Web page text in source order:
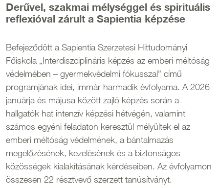
Derűvel, szakmai mélységgel és spirituális
reflexióval zárult a Sapientia képzése
Befejeződött a Sapientia Szerzetesi Hittudományi
Főiskola „Interdiszciplináris képzés az emberi méltóság
védelmében – gyermekvédelmi fókusszal” című
programjának idei, immár harmadik évfolyama. A 2026
januárja és májusa között zajló képzés során a
hallgatók hat intenzív képzési hétvégén, valamint
számos egyéni feladaton keresztül mélyültek el az
emberi méltóság védelmének, a bántalmazás
megelőzésének, kezelésének és a biztonságos
közösségek kialakításának kérdéseiben. Az évfolyamon
összesen 22 résztvevő szerzett tanúsítványt.